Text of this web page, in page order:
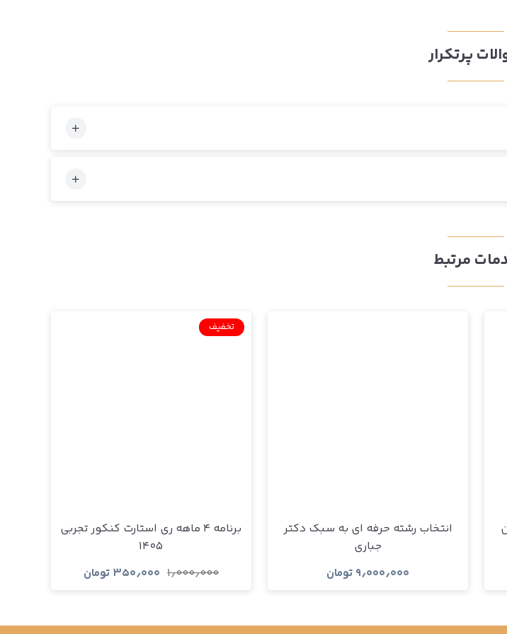
پرتکرار
مرتبط
انتخاب رشته حرفه ای به سبک دکتر
جباری
۹٫۰۰۰٫۰۰۰ تومان
تخفیف
برنامه ۴ ماهه ری استارت کنکور تجربی
۱۴۰۵
۱٫۰۰۰٫۰۰۰ ۳۵۰٫۰۰۰ تومان